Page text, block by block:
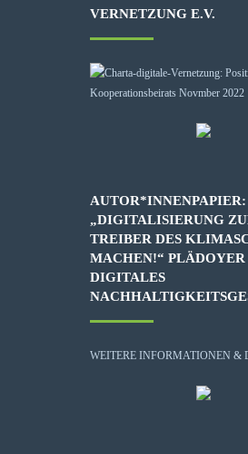
VERNETZUNG E.V.
AUTOR*INNENPAPIER:
„DIGITALISIERUNG
TREIBER DES
MACHEN!“
DIGITALES
WEITERE INFORMATIONEN &